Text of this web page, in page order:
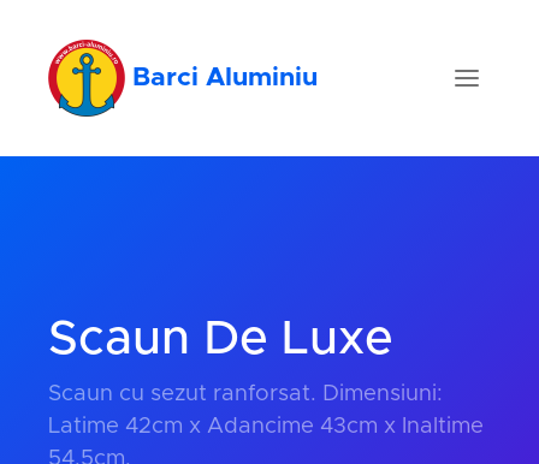
Barci Aluminiu
Scaun De Luxe
Scaun cu sezut ranforsat. Dimensiuni:
Latime 42cm x Adancime 43cm x Inaltime
54.5cm.